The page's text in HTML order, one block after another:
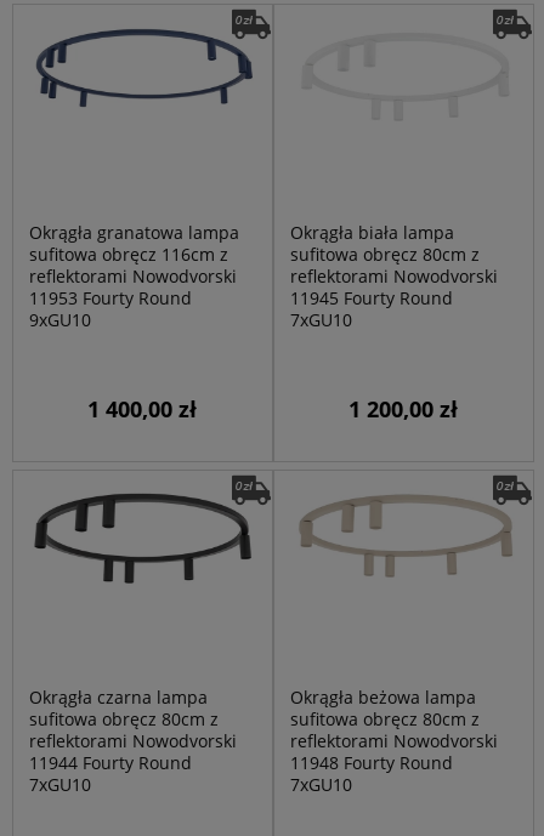
Okrągła granatowa lampa
sufitowa obręcz 116cm z
reflektorami Nowodvorski
11953 Fourty Round
9xGU10
1 400,00 zł
Okrągła biała lampa
sufitowa obręcz 80cm z
reflektorami Nowodvorski
11945 Fourty Round
7xGU10
1 200,00 zł
Okrągła czarna lampa
sufitowa obręcz 80cm z
reflektorami Nowodvorski
11944 Fourty Round
7xGU10
Okrągła beżowa lampa
sufitowa obręcz 80cm z
reflektorami Nowodvorski
11948 Fourty Round
7xGU10